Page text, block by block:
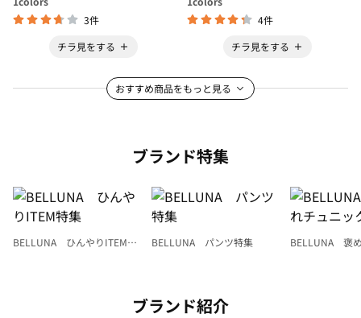
3件
チラ見をする
4件
チラ見をする
おすすめ商品をもっと見る
ブランド特集
BELLUNA ひんやりITEM特
BELLUNA パンツ特集
BELLUNA 褒
ブランド紹介